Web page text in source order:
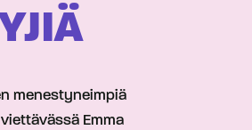
menestyneimpiä
Emma